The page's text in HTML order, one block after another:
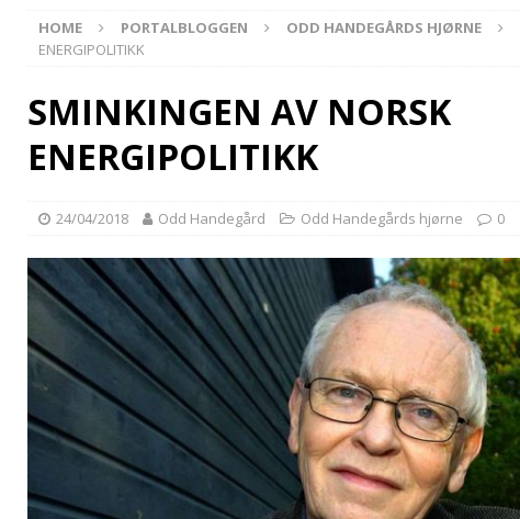
HOME PORTALBLOGGEN ODD HANDEGÅRDS HJØRNE
ENERGIPOLITIKK
SMINKINGEN AV NORSK
ENERGIPOLITIKK
24/04/2018 Odd Handegård Odd Handegårds hjørne 0